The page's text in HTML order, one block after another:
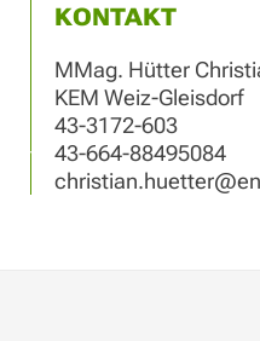
KONTAKT
MMag. Hütter
KEM Weiz-Gleisdorf
43-3172-603
43-664-88495084